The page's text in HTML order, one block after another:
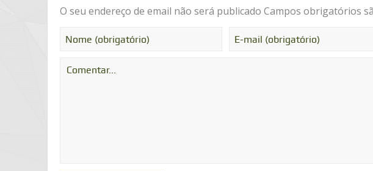
O seu endereço de email não será publicado Campos obrigatórios